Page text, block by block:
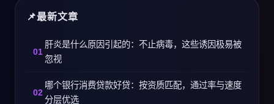
最新文章
肝炎是什么原因引起的：不止病毒，这些诱因极易被
忽视
哪个银行消费贷款好贷：按资质匹配，通过率与速度
分层优选